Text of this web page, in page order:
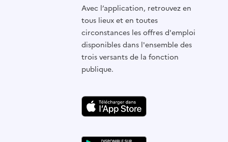
Avec l’application, retrouvez en
tous lieux et en toutes
circonstances les offres d'emploi
disponibles dans l'ensemble des
trois versants de la fonction
publique.